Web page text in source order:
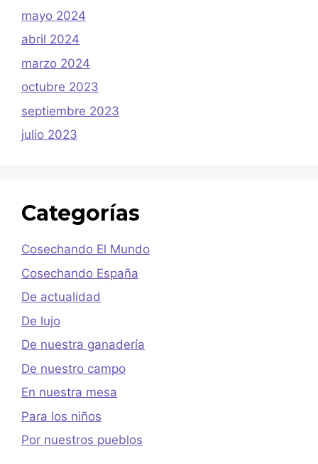
mayo 2024
abril 2024
marzo 2024
octubre 2023
septiembre 2023
julio 2023
Categorías
Cosechando El Mundo
Cosechando España
De actualidad
De lujo
De nuestra ganadería
De nuestro campo
En nuestra mesa
Para los niños
Por nuestros pueblos